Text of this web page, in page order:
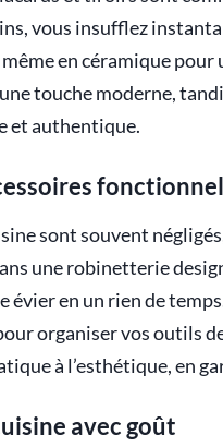
vous insufflez
en céramique
touche moderne,
et authentique.
sont souvent
une robinetterie
évier en un rien de
organiser vos outils
à l’esthétique, en
avec goût